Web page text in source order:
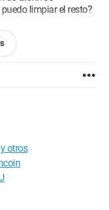
limpiar el resto?
de esto, así que
otros